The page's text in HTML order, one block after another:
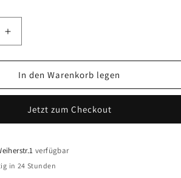
Erhöhe
die
Menge
für
INUIKII
Boots
Classic
In den Warenkorb legen
Jetzt zum Checkout
verfügbar
in 24 Stunden